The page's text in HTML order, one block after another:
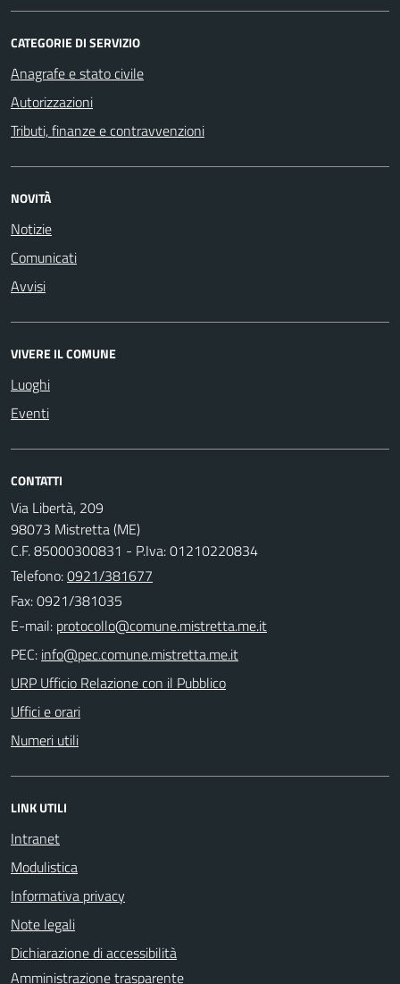
CATEGORIE DI SERVIZIO
Anagrafe e stato civile
Autorizzazioni
Tributi, finanze e contravvenzioni
NOVITÀ
Notizie
Comunicati
Avvisi
VIVERE IL COMUNE
Luoghi
Eventi
CONTATTI
Via Libertà, 209
98073 Mistretta (ME)
C.F. 85000300831 - P.Iva: 01210220834
Telefono:0921/381677
Fax: 0921/381035
E-mail:
PEC:
URP Ufficio Relazione con il Pubblico
Uffici e orari
Numeri utili
LINK UTILI
Intranet
Modulistica
Informativa privacy
Note legali
Dichiarazione di accessibilità
Amministrazione trasparente